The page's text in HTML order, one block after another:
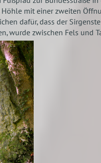
Höhle mit einer zweiten
dafür, dass der
wurde zwischen Fels und